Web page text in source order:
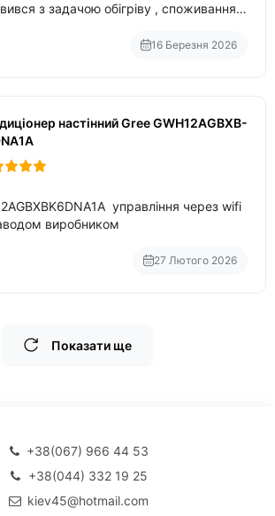
з задачою обігріву , споживання
16 Березня 2026
настінний Gree GWH12AGBXB-
управління через wifi
виробником
27 Лютого 2026
Показати ще
+38(067) 966 44 53
+38(044) 332 19 25
kiev45@hotmail.com